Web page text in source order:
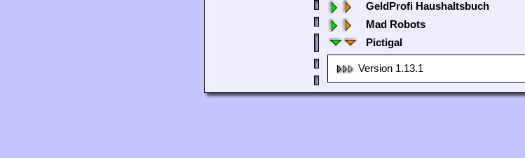
GeldProfi Haushaltsbuch
Mad Robots
Pictigal
Version 1.13.1